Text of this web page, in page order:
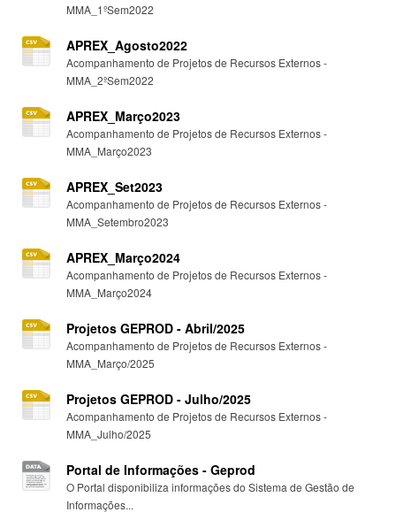
MMA_1ºSem2022
APREX_Agosto2022
Acompanhamento de Projetos de Recursos Externos -
MMA_2ºSem2022
APREX_Março2023
Acompanhamento de Projetos de Recursos Externos -
MMA_Março2023
APREX_Set2023
Acompanhamento de Projetos de Recursos Externos -
MMA_Setembro2023
APREX_Março2024
Acompanhamento de Projetos de Recursos Externos -
MMA_Março2024
Projetos GEPROD - Abril/2025
Acompanhamento de Projetos de Recursos Externos -
MMA_Março/2025
Projetos GEPROD - Julho/2025
Acompanhamento de Projetos de Recursos Externos -
MMA_Julho/2025
Portal de Informações - Geprod
O Portal disponibiliza informações do Sistema de Gestão de
Informações...